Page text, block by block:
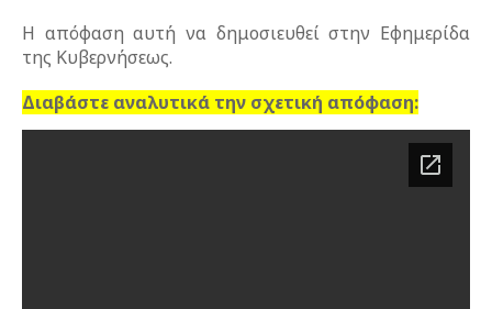
Η απόφαση αυτή να δημοσιευθεί στην Εφημερίδα
της Κυβερνήσεως.
Διαβάστε αναλυτικά την σχετική απόφαση: